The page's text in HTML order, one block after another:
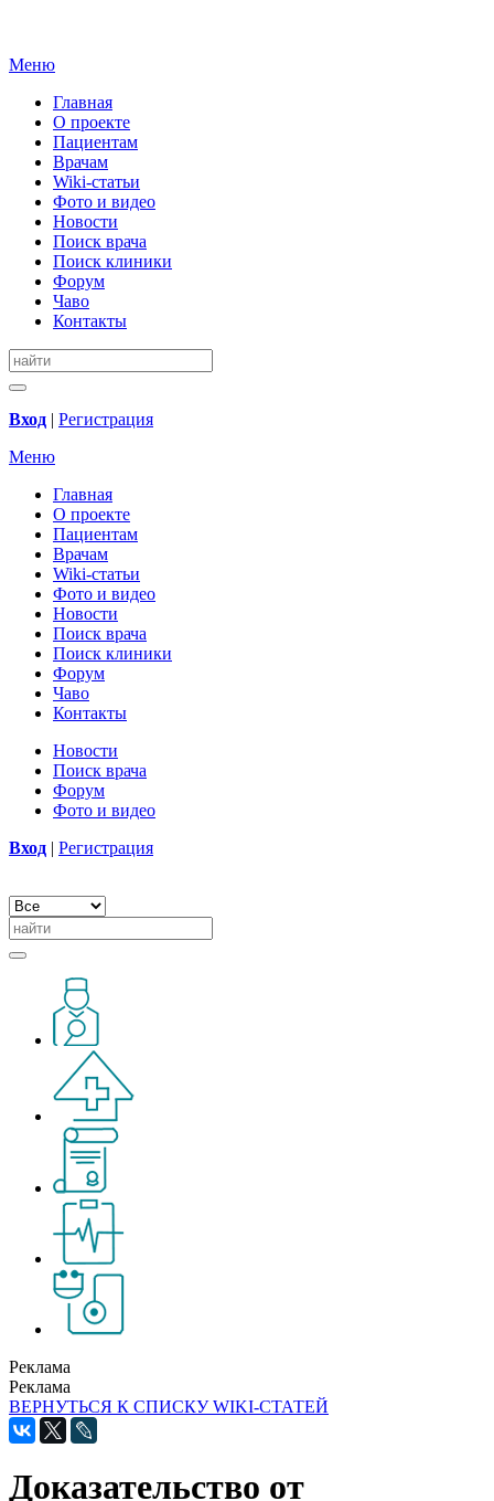
Меню
Главная
О проекте
Пациентам
Врачам
Wiki-статьи
Фото и видео
Новости
Поиск врача
Поиск клиники
Форум
Чаво
Контакты
Вход | Регистрация
Меню
Главная
О проекте
Пациентам
Врачам
Wiki-статьи
Фото и видео
Новости
Поиск врача
Поиск клиники
Форум
Чаво
Контакты
Новости
Поиск врача
Форум
Фото и видео
Вход | Регистрация
Реклама
Реклама
ВЕРНУТЬСЯ К СПИСКУ WIKI-СТАТЕЙ
Доказательство от